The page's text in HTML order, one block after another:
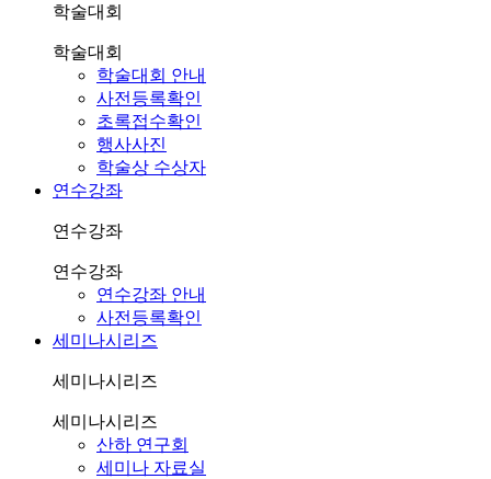
학술대회
학술대회
학술대회 안내
사전등록확인
초록접수확인
행사사진
학술상 수상자
연수강좌
연수강좌
연수강좌
연수강좌 안내
사전등록확인
세미나시리즈
세미나시리즈
세미나시리즈
산하 연구회
세미나 자료실